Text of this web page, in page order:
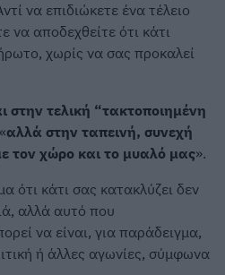
να επιδιώκετε ένα τέλειο
αποδεχθείτε ότι κάτι
χωρίς να σας προκαλεί
στην τελική “τακτοποιημένη
αλλά στην ταπεινή, συνεχή
τον χώρο και το μυαλό μας».
ότι κάτι σας κατακλύζει δεν
αλλά αυτό που
να είναι, για παράδειγμα,
ή άλλες αγωνίες, σύμφωνα